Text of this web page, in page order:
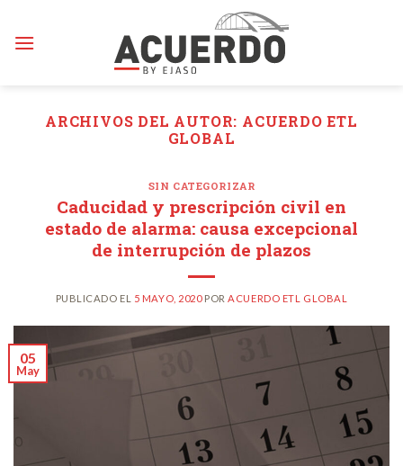
content
ARCHIVOS DEL AUTOR: ACUERDO ETL
GLOBAL
SIN CATEGORIZAR
Caducidad y prescripción civil en
estado de alarma: causa excepcional
de interrupción de plazos
PUBLICADO EL 5 MAYO, 2020POR ACUERDO ETL GLOBAL
05
May